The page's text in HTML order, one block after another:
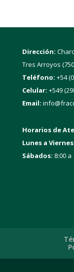
Dirección:
Tres Arroyos
Teléfono: +54
Celular: +549
Email:
Horarios de
Lunes a
Sábados: 8:00 a